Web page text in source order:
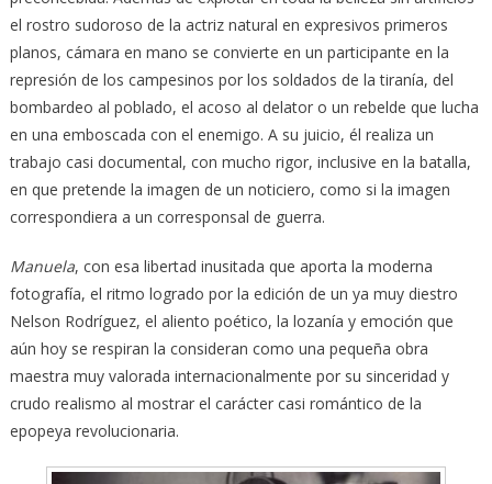
el rostro sudoroso de la actriz natural en expresivos primeros
planos, cámara en mano se convierte en un participante en la
represión de los campesinos por los soldados de la tiranía, del
bombardeo al poblado, el acoso al delator o un rebelde que lucha
en una emboscada con el enemigo. A su juicio, él realiza un
trabajo casi documental, con mucho rigor, inclusive en la batalla,
en que pretende la imagen de un noticiero, como si la imagen
correspondiera a un corresponsal de guerra.
Manuela, con esa libertad inusitada que aporta la moderna
fotografía, el ritmo logrado por la edición de un ya muy diestro
Nelson Rodríguez, el aliento poético, la lozanía y emoción que
aún hoy se respiran la consideran como una pequeña obra
maestra muy valorada internacionalmente por su sinceridad y
crudo realismo al mostrar el carácter casi romántico de la
epopeya revolucionaria.